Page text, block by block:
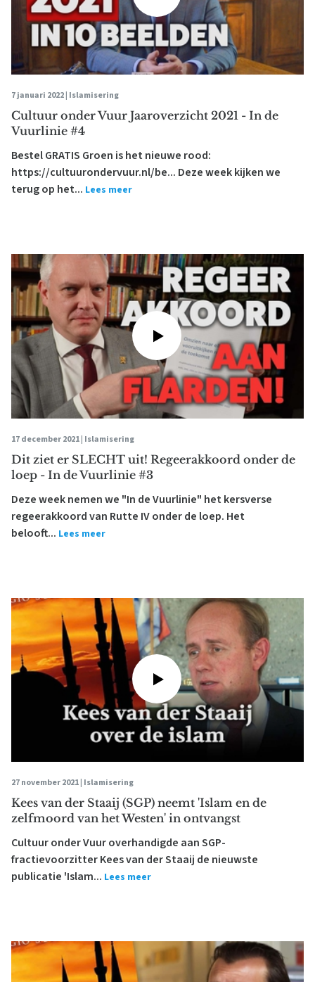
7 januari 2022 | Islamisering
Cultuur onder Vuur Jaaroverzicht 2021 - In de
Vuurlinie #4
Bestel GRATIS Groen is het nieuwe rood:
https://cultuurondervuur.nl/be... Deze week kijken we
terug op het... Lees meer
17 december 2021 | Islamisering
Dit ziet er SLECHT uit! Regeerakkoord onder de
loep - In de Vuurlinie #3
Deze week nemen we "In de Vuurlinie" het kersverse
regeerakkoord van Rutte IV onder de loep. Het
belooft... Lees meer
27 november 2021 | Islamisering
Kees van der Staaij (SGP) neemt 'Islam en de
zelfmoord van het Westen' in ontvangst
Cultuur onder Vuur overhandigde aan SGP-
fractievoorzitter Kees van der Staaij de nieuwste
publicatie 'Islam... Lees meer